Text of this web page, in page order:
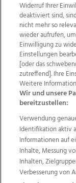
Wir über uns
Datenschutz
AGB Website
Weitere
TV1 di-
Life Radio
OÖN Karriere
Widerruf Ihrer
deaktiviert sind,
nicht mehr so
wieder aufrufen,
Einwilligung zu
Einstellungen
[oder das
zutreffend]. Ihre
Weitere
Wir und unsere
bereitzustellen:
Verwendung
Identifikation aktiv
Informationen auf
Inhalte, Messung
Inhalten,
Verbesserung von